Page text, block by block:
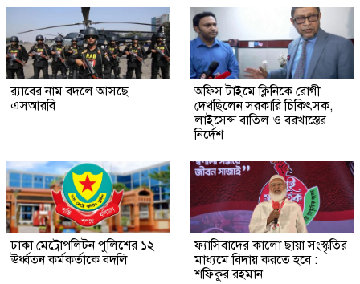
র‍্যাবের নাম বদলে আসছে
এসআরবি
অফিস টাইমে ক্লিনিকে রোগী
দেখছিলেন সরকারি চিকিৎসক,
লাইসেন্স বাতিল ও বরখাস্তের
নির্দেশ
ঢাকা মেট্রোপলিটন পুলিশের ১২
ঊর্ধ্বতন কর্মকর্তাকে বদলি
ফ্যাসিবাদের কালো ছায়া সংস্কৃতির
মাধ্যমে বিদায় করতে হবে :
শফিকুর রহমান